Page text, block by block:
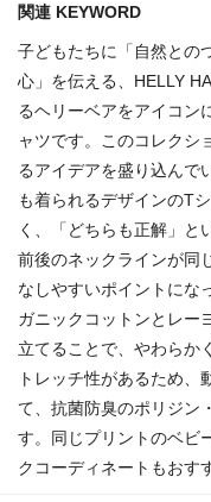
関連 KEYWORD
子どもたちに「自然との
心」を伝える、HELLY
るヘリーベアをアイコン
ャツです。このコレクシ
るアイデアを盛り込んで
も着られるデザインのT
く、「どちらも正解」と
前後のネックラインが同
なしやすいポイントにな
ガニックコットンとレー
立てることで、やわらか
トレッチ性があるため、
て、抗菌防臭のポリジン
す。同じプリントのベビ
クコーディネートもおす